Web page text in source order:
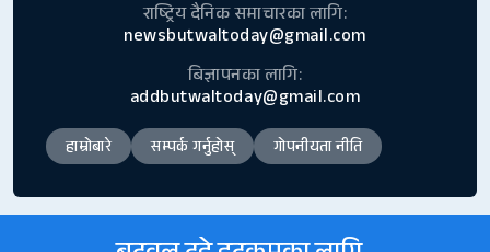
राष्ट्रिय दैनिक समाचारका लागि:
newsbutwaltoday@gmail.com
बिज्ञापनका लागि:
addbutwaltoday@gmail.com
हाम्रोबारे सम्पर्क गर्नुहोस् गोपनीयता नीति